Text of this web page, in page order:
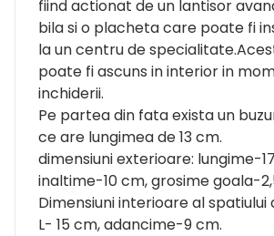
fiind actionat de un lantisor
bila si o placheta care poate fi
la un centru de
poate fi ascuns in interior in
inchiderii.
Pe partea din fata exista un
ce are lungimea de 13 cm.
dimensiuni exterioare: lungime-
inaltime-10 cm, grosime goala-
Dimensiuni interioare al spatiului
L- 15 cm, adancime-9 cm.